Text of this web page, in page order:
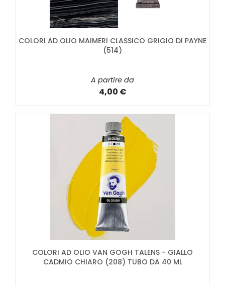
COLORI AD OLIO MAIMERI CLASSICO GRIGIO DI PAYNE
(514)
A partire da
4,00 €
COLORI AD OLIO VAN GOGH TALENS - GIALLO
CADMIO CHIARO (208) TUBO DA 40 ML